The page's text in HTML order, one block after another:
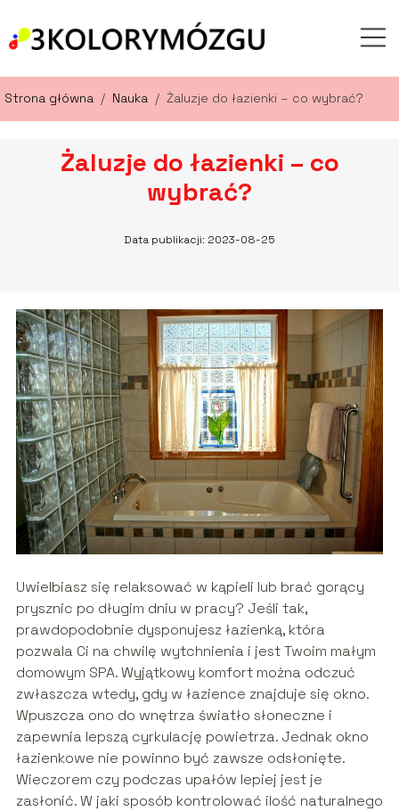
Strona główna / Nauka / Żaluzje do łazienki – co wybrać?
Żaluzje do łazienki – co
wybrać?
Data publikacji: 2023-08-25
Uwielbiasz się relaksować w kąpieli lub brać gorący
prysznic po długim dniu w pracy? Jeśli tak,
prawdopodobnie dysponujesz łazienką, która
pozwala Ci na chwilę wytchnienia i jest Twoim małym
domowym SPA. Wyjątkowy komfort można odczuć
zwłaszcza wtedy, gdy w łazience znajduje się okno.
Wpuszcza ono do wnętrza światło słoneczne i
zapewnia lepszą cyrkulację powietrza. Jednak okno
łazienkowe nie powinno być zawsze odsłonięte.
Wieczorem czy podczas upałów lepiej jest je
zasłonić. W jaki sposób kontrolować ilość naturalnego